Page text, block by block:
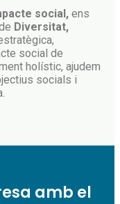
social, ens
Diversitat,
social de
holístic, ajudem
socials i
amb el